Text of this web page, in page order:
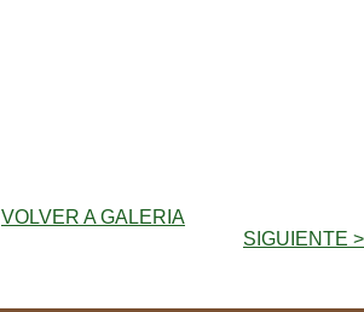
VOLVER A GALERIA
SIGUIENTE >